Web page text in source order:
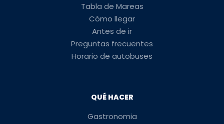
Tabla de Mareas
Cómo llegar
Antes de ir
Preguntas frecuentes
Horario de autobuses
QUÉ HACER
Gastronomia